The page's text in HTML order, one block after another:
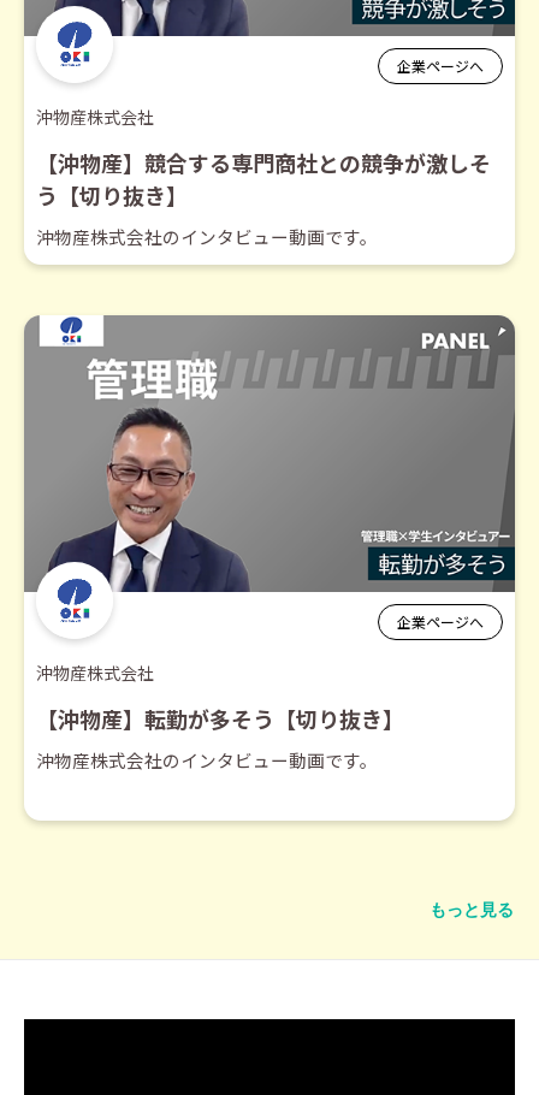
企業ページへ
沖物産株式会社
【沖物産】競合する専門商社との競争が激しそ
う【切り抜き】
沖物産株式会社のインタビュー動画です。
企業ページへ
沖物産株式会社
【沖物産】転勤が多そう【切り抜き】
沖物産株式会社のインタビュー動画です。
もっと見る